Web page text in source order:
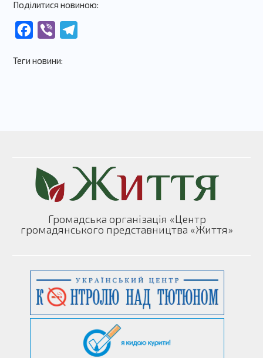
Поділитися новиною:
Facebook
Viber
Теги новини:
Громадська організація «Центр
громадянського представництва «Життя»